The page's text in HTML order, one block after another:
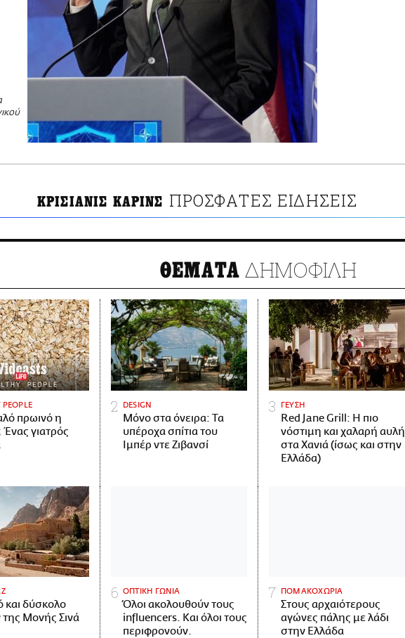
ΚΡΙΣΙΑΝΙΣ ΚΑΡΙΝΣ ΠΡΟΣΦΑΤΕΣ ΕΙΔΗΣΕΙΣ
ΘΕΜΑΤΑ ΔΗΜΟΦΙΛΗ
PEOPLE
πρωινό η
γιατρός
DESIGN
Μόνο στα όνειρα: Τα
υπέροχα σπίτια του
Ιμπέρ ντε Ζιβανσί
ΓΕΥΣΗ
Red Jane Grill: Η πιο
νόστιμη και χαλαρή αυλή
στα Χανιά (ίσως και στην
Ελλάδα)
και δύσκολο
της Μονής Σινά
ΟΠΤΙΚΗ ΓΩΝΙΑ
Όλοι ακολουθούν τους
influencers. Και όλοι τους
περιφρονούν.
ΠΟΜΑΚΟΧΩΡΙΑ
Στους αρχαιότερους
αγώνες πάλης με λάδι
στην Ελλάδα